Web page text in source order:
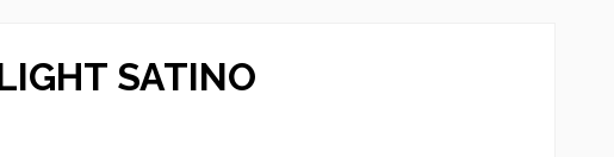
SATINO